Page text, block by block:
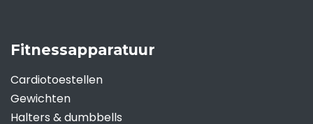
Fitnessapparatuur
Cardiotoestellen
Gewichten
Halters & dumbbells